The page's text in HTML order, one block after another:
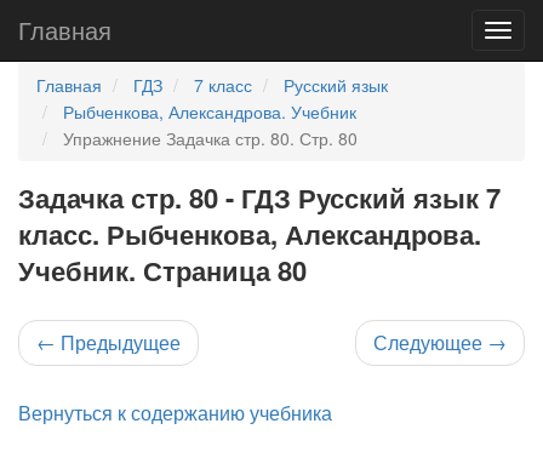
Главная
Главная ГДЗ 7 класс
Русский язык
Рыбченкова, Александрова. Учебник
Упражнение Задачка стр. 80. Стр. 80
Задачка стр. 80 - ГДЗ Русский язык 7
класс. Рыбченкова, Александрова.
Учебник. Страница 80
← Предыдущее Следующее →
Вернуться к содержанию учебника